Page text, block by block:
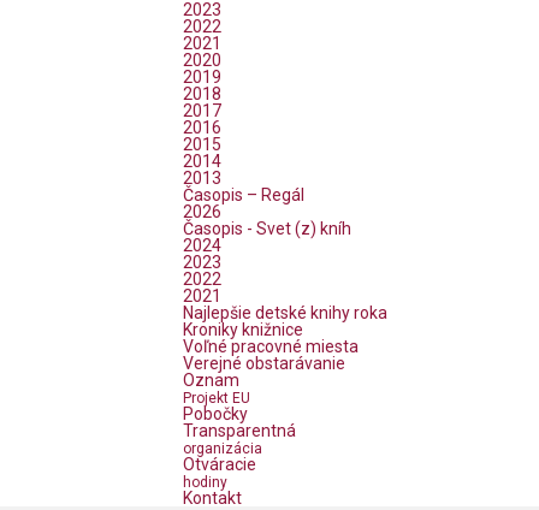
2023
2022
2021
2020
2019
2018
2017
2016
2015
2014
2013
Časopis – Regál
2026
Časopis - Svet (z) kníh
2024
2023
2022
2021
Najlepšie detské knihy roka
Kroniky knižnice
Voľné pracovné miesta
Verejné obstarávanie
Oznam
Projekt EU
Pobočky
Transparentná
organizácia
Otváracie
hodiny
Kontakt